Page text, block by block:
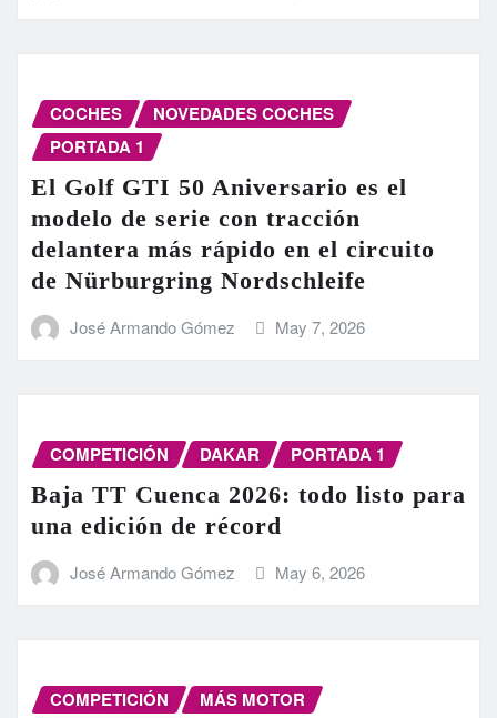
COCHES
NOVEDADES COCHES
PORTADA 1
El Golf GTI 50 Aniversario es el
modelo de serie con tracción
delantera más rápido en el circuito
de Nürburgring Nordschleife
José Armando Gómez May 7, 2026
COMPETICIÓN DAKAR PORTADA 1
Baja TT Cuenca 2026: todo listo para
una edición de récord
José Armando Gómez May 6, 2026
COMPETICIÓN
MÁS MOTOR